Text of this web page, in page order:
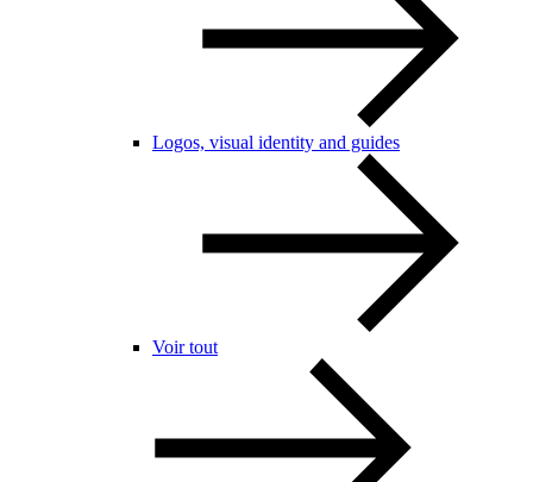
Logos, visual identity and guides
Voir tout